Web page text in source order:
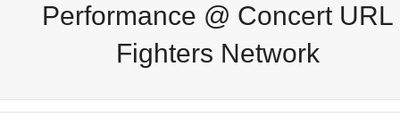
Performance @ Concert URL
Fighters Network